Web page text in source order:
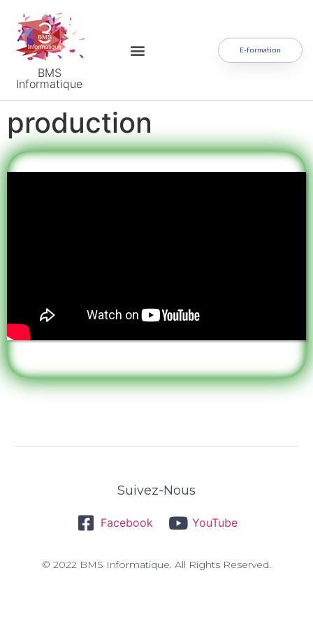
BMS
Informatique
E-formation
production
Suivez-Nous
Facebook YouTube
© 2022 BMS Informatique. All Rights Reserved.